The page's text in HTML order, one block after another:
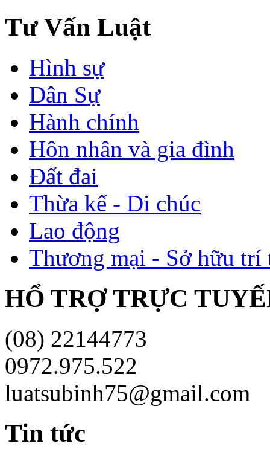
Tư Vấn Luật
Hình sự
Dân Sự
Hành chính
Hôn nhân và gia đình
Đất đai
Thừa kế - Di chúc
Lao động
Thương mại - Sở hữu trí
HỔ TRỢ TRỰC
(08) 22144773
0972.975.522
luatsubinh75@gmail.com
Tin tức